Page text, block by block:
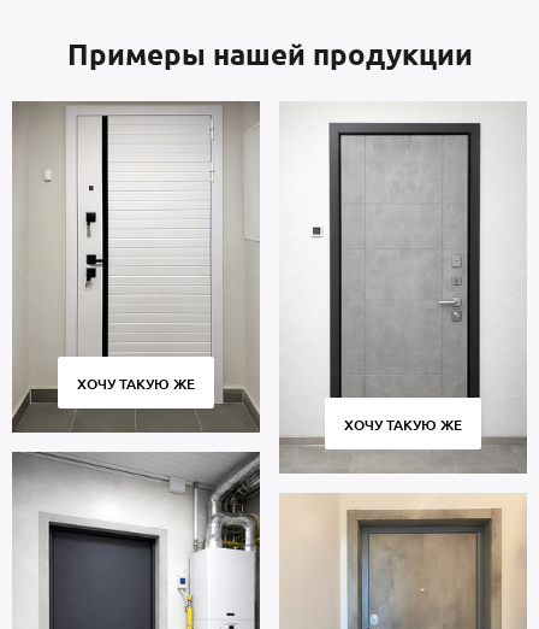
Примеры нашей продукции
ХОЧУ ТАКУЮ ЖЕ
ХОЧУ ТАКУЮ ЖЕ